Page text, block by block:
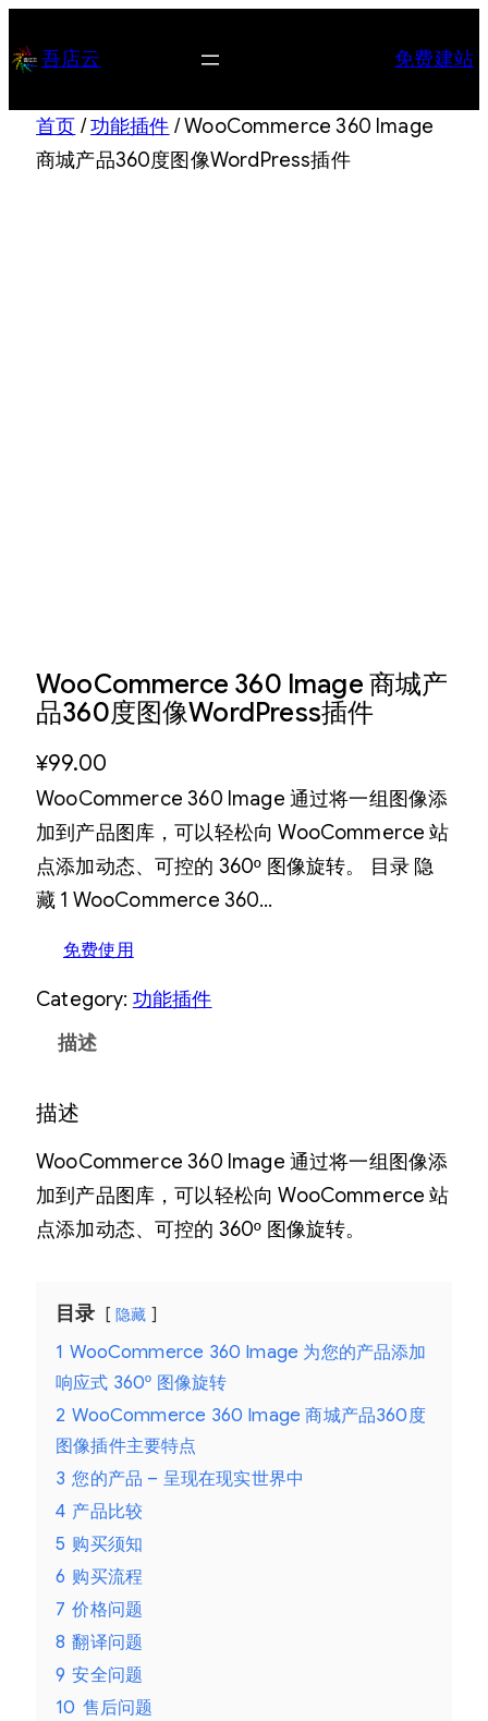
至 吾店云 免费建站
首页 /功能插件 / WooCommerce 360 Image
商城产品360度图像WordPress插件
WooCommerce 360 Image 商城产
品360度图像WordPress插件
¥99.00
WooCommerce 360 Image 通过将一组图像添
加到产品图库，可以轻松向 WooCommerce 站
点添加动态、可控的 360º 图像旋转。 目录 隐
藏 1 WooCommerce 360…
免费使用
Category: 功能插件
描述
描述
WooCommerce 360 Image 通过将一组图像添
加到产品图库，可以轻松向 WooCommerce 站
点添加动态、可控的 360º 图像旋转。
目录 隐藏
1 WooCommerce 360 Image 为您的产品添加
响应式 360º 图像旋转
2 WooCommerce 360 Image 商城产品360度
图像插件主要特点
3 您的产品 – 呈现在现实世界中
4 产品比较
5 购买须知
6 购买流程
7 价格问题
8 翻译问题
9 安全问题
10 售后问题